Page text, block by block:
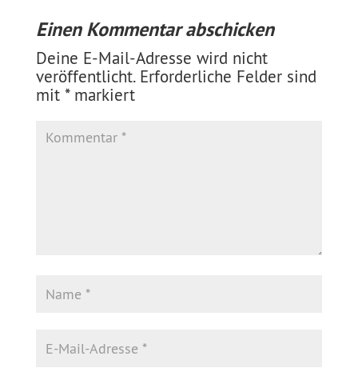
Einen Kommentar abschicken
Deine E-Mail-Adresse wird nicht
veröffentlicht. Erforderliche Felder sind
mit *markiert